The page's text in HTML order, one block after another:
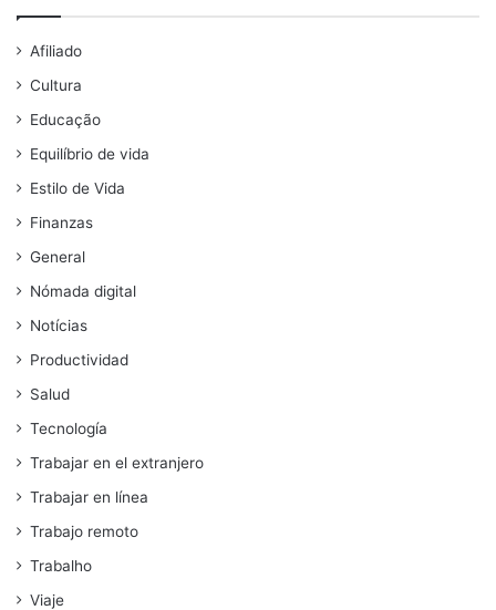
r
Afiliado
Cultura
Educação
Equilíbrio de vida
Estilo de Vida
Finanzas
General
Nómada digital
Notícias
Productividad
Salud
Tecnología
Trabajar en el extranjero
Trabajar en línea
Trabajo remoto
Trabalho
Viaje